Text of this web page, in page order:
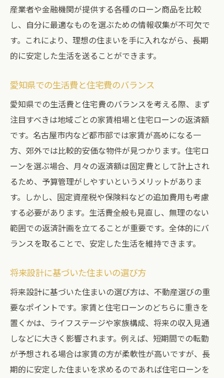
産業者や金融機関が提供する各種のローン商品を比較
し、自分に最適なものを選ぶための情報収集が不可欠で
す。これにより、理想の住まいを手に入れながら、長期
的に安定した生活を送ることができます。
愛知県での生活費と住宅費のバランス
愛知県での生活費と住宅費のバランスを考える際、まず
注目すべきは地域ごとの家賃相場と住宅ローンの返済額
です。名古屋市内など都市部では家賃が高めになる一
方、郊外では比較的安価な物件が見つかります。住宅ロ
ーンを選ぶ場合、月々の返済額は固定費として計上され
るため、予算管理がしやすいというメリットがありま
す。しかし、固定資産税や保険料などの追加費用も考慮
する必要があります。生活費全般も見直し、無理のない
範囲での返済計画を立てることが重要です。全体的にバ
ランスを取ることで、安定した生活を維持できます。
将来設計に基づいた住まいの選び方
将来設計に基づいた住まいの選び方は、不動産選びの重
要なポイントです。家賃と住宅ローンのどちらに重きを
置くかは、ライフステージや家族構成、将来の収入見通
しなどに大きく影響されます。例えば、短期間での転勤
が予想される場合は家賃の方が柔軟性が高いですが、長
期的に安定した住まいを求めるのであれば住宅ローンを